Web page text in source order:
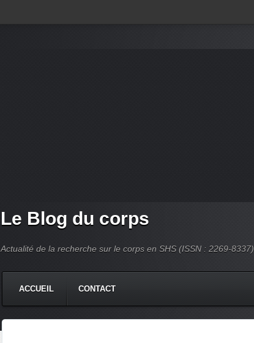
Le Blog du corps
Actualité de la recherche sur le corps en SHS (ISSN : 2269-8337)
ACCUEIL CONTACT